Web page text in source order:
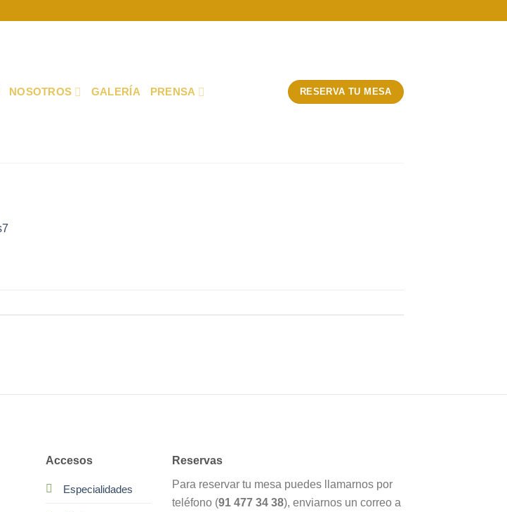
NOSOTROS GALERÍA PRENSA RESERVA TU MESA
Accesos
Especialidades
Reservas
Para reservar tu mesa puedes llamarnos por
teléfono (91 477 34 38), enviarnos un correo a